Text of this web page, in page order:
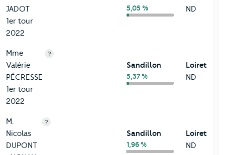
JADOT
1er tour
2022
5,05 %
ND
Mme
Valérie
PÉCRESSE
1er tour
2022
?
Sandillon
5,37 %
Loiret
ND
M.
Nicolas
DUPONT
?
Sandillon
1,96 %
Loiret
ND